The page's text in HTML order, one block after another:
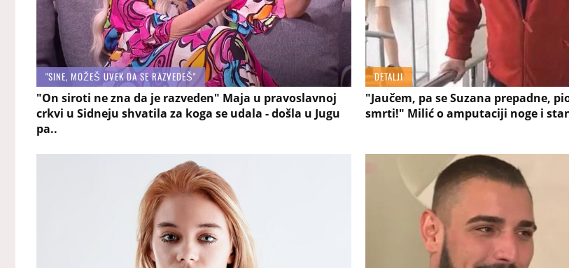
"SINE, MOŽEŠ UVEK DA SE RAZVEDEŠ"
"On siroti ne zna da je razveden" Maja u pravoslavnoj
crkvi u Sidneju shvatila za koga se udala - došla u Jugu
pa..
DETALJI
"Jaučem, pa se Suzana prepadne,
smrti!" Milić o amputaciji noge i